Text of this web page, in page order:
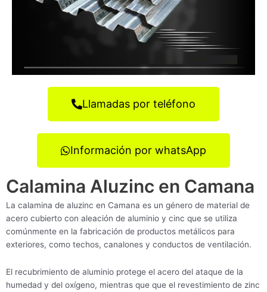
Llamadas por teléfono
Información por whatsApp
Calamina Aluzinc en Camana
La calamina de aluzinc en Camana es un género de material de
acero cubierto con aleación de aluminio y cinc que se utiliza
comúnmente en la fabricación de productos metálicos para
exteriores, como techos, canalones y conductos de ventilación.
El recubrimiento de aluminio protege el acero del ataque de la
humedad y del oxígeno, mientras que que el revestimiento de zinc